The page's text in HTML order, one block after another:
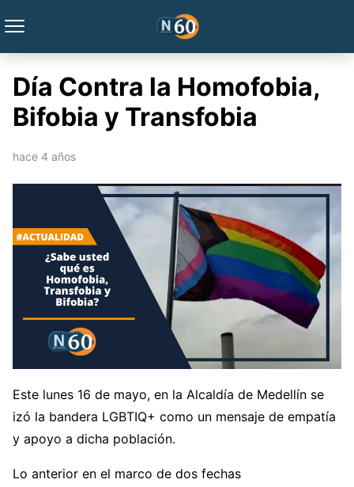
Día Contra la Homofobia,
Bifobia y Transfobia
hace 4 años
Este lunes 16 de mayo, en la Alcaldía de Medellín se
izó la bandera LGBTIQ+ como un mensaje de empatía
y apoyo a dicha población.
Lo anterior en el marco de dos fechas